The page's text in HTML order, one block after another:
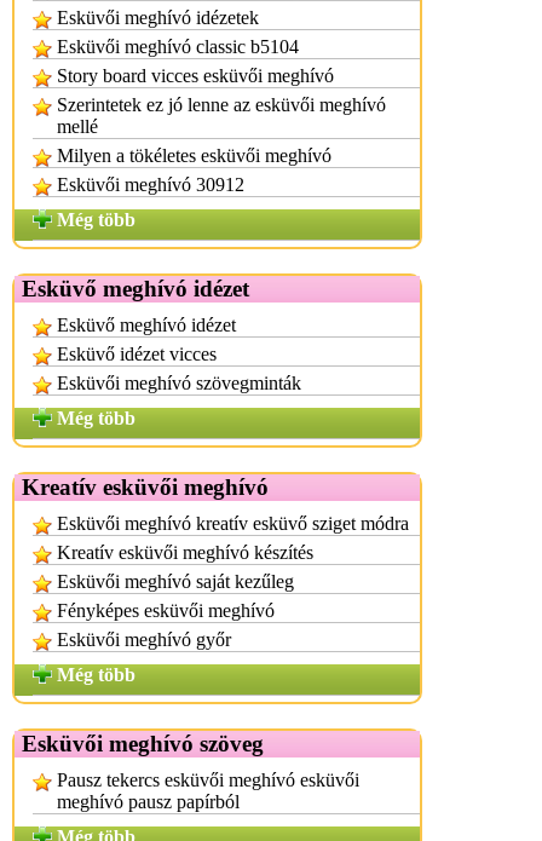
Esküvői meghívó idézetek
Esküvői meghívó classic b5104
Story board vicces esküvői meghívó
Szerintetek ez jó lenne az esküvői meghívó
mellé
Milyen a tökéletes esküvői meghívó
Esküvői meghívó 30912
Még több
Esküvő meghívó idézet
Esküvő meghívó idézet
Esküvő idézet vicces
Esküvői meghívó szövegminták
Még több
Kreatív esküvői meghívó
Esküvői meghívó kreatív esküvő sziget módra
Kreatív esküvői meghívó készítés
Esküvői meghívó saját kezűleg
Fényképes esküvői meghívó
Esküvői meghívó győr
Még több
Esküvői meghívó szöveg
Pausz tekercs esküvői meghívó esküvői
meghívó pausz papírból
Még több